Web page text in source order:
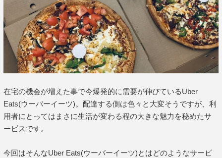
在宅の機会が増えた事で今爆発的に需要が伸びているUber
Eats(ウーバーイーツ)。配達する側は色々と大変そうですが、利
用者にとってはまさに生活が変わる程の大きな魅力を秘めたサ
ービスです。
今回はそんなUber Eats(ウーバーイーツ)とはどのようなサービ